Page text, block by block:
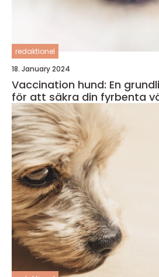
redaktionel
18. January 2024
Vaccination hund: En
för att säkra din fyrbenta